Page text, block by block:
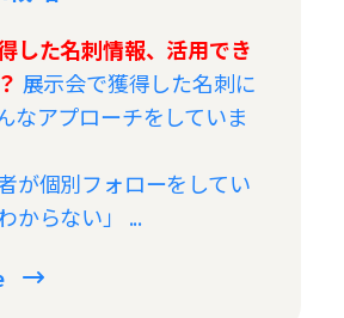
した名刺情報、活用でき
展示会で獲得した名刺に
なアプローチをしていま
が個別フォローをしてい
からない」 ...